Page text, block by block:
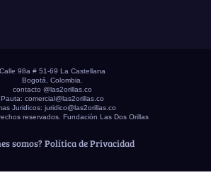
Calle 98a # 51-69 La Castellana
Bogotá, Colombia.
contacto @las2orillas.co
Pauta: comercial@las2orillas.co
Juridicos: juridico@las2orillas.co
reservados. Fundación Las Dos Orillas
somos? Política de Privacidad